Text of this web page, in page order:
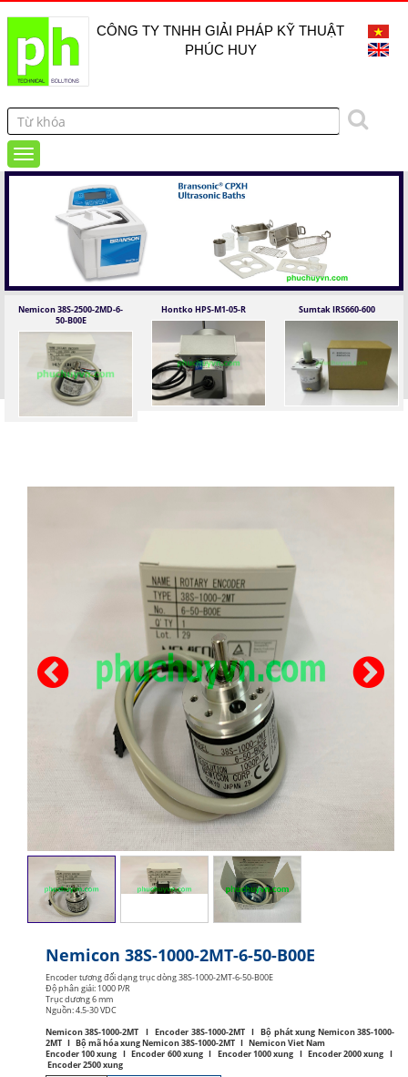
CÔNG TY TNHH GIẢI PHÁP KỸ THUẬT
PHÚC HUY
Nemicon 38S-2500-2MD-6-
50-B00E
Hontko HPS-M1-05-R Sumtak IRS660-600
Nemicon 38S-1000-2MT-6-50-B00E
Encoder tương đối dạng trục dòng 38S-1000-2MT-6-50-B00E
Độ phân giải: 1000 P/R
Trục dương 6 mm
Nguồn: 4.5-30 VDC
Nemicon 38S-1000-2MT I Encoder 38S-1000-2MT I Bộ phát xung Nemicon 38S-1000-
2MT I Bộ mã hóa xung Nemicon 38S-1000-2MT I Nemicon Viet Nam
Encoder 100 xung I Encoder 600 xung I Encoder 1000 xung I Encoder 2000 xung I
Encoder 2500 xung